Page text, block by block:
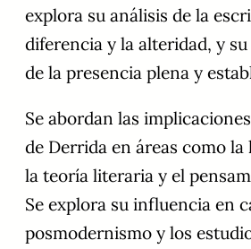
explora su análisis de la
diferencia y la alteridad, y
de la presencia plena y
Se abordan las
de Derrida en áreas como
la teoría literaria y el
Se explora su influencia en
posmodernismo y los